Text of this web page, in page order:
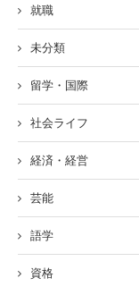
就職
未分類
留学・国際
社会ライフ
経済・経営
芸能
語学
資格